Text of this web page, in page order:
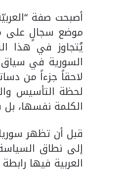
موضع سجالٍ على
يُتجاوز في هذا
السورية في سياق
لاحقاً جزءاً من
لحظة التأسيس
الكلمة نفسها،
قبل أن تظهر
إلى نطاق
العربية فيها